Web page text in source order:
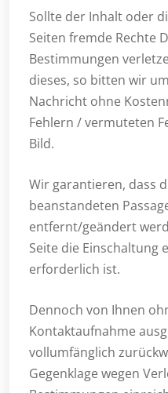
Sollte der Inhalt oder
Seiten fremde Rechte
Bestimmungen
dieses, so bitten wir
Nachricht ohne
Fehlern / vermuteten
Bild.
Wir garantieren, dass
beanstandeten
entfernt/geändert
Seite die Einschaltung
erforderlich ist.
Dennoch von Ihnen
Kontaktaufnahme
vollumfänglich
Gegenklage wegen